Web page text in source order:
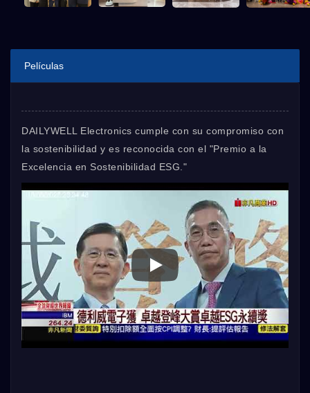
Películas
DAILYWELL Electronics cumple con su compromiso con
la sostenibilidad y es reconocida con el "Premio a la
Excelencia en Sostenibilidad ESG."
DAILYWELL Electronics